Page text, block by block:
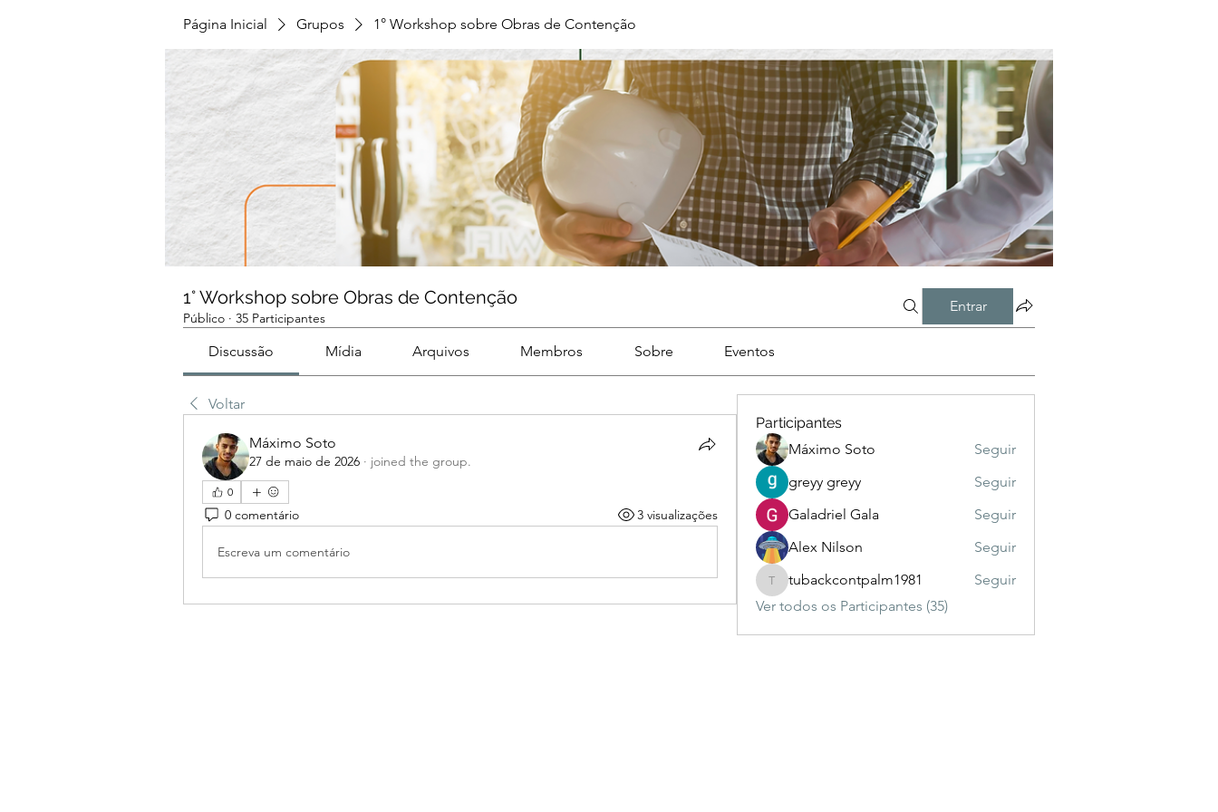
Página Inicial Grupos 1° Workshop sobre Obras de Contenção
1° Workshop sobre Obras de Contenção
Público · 35 Participantes
Entrar
Discussão Mídia Arquivos Membros Sobre Eventos
Voltar
Máximo Soto
27 de maio de 2026 · joined the group.
0
0 comentário 3 visualizações
Escreva um comentário
Participantes
Máximo Soto
Seguir
greyy greyy
Seguir
Galadriel Gala
Seguir
Alex Nilson
Seguir
tubackcontpalm1981
tubackcontpalm1981
Seguir
Ver todos os Participantes (35)